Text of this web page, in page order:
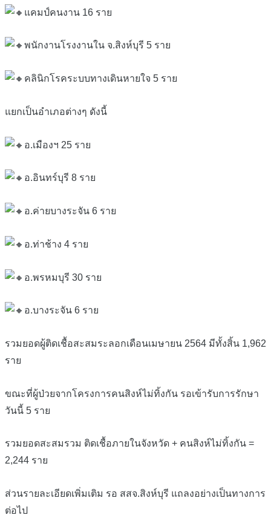
แคมป์คนงาน 16 ราย
พนักงานโรงงานใน จ.สิงห์บุรี 5 ราย
คลินิกโรคระบบทางเดินหายใจ 5 ราย
แยกเป็นอำเภอต่างๆ ดังนี้
อ.เมืองฯ 25 ราย
อ.อินทร์บุรี 8 ราย
อ.ค่ายบางระจัน 6 ราย
อ.ท่าช้าง 4 ราย
อ.พรหมบุรี 30 ราย
อ.บางระจัน 6 ราย
รวมยอดผู้ติดเชื้อสะสมระลอกเดือนเมษายน 2564 มีทั้งสิ้น 1,962
ราย
ขณะที่ผู้ป่วยจากโครงการคนสิงห์ไม่ทิ้งกัน รอเข้ารับการรักษา
วันนี้ 5 ราย
รวมยอดสะสมรวม ติดเชื้อภายในจังหวัด + คนสิงห์ไม่ทิ้งกัน =
2,244 ราย
ส่วนรายละเอียดเพิ่มเติม รอ สสจ.สิงห์บุรี แถลงอย่างเป็นทางการ
ต่อไป